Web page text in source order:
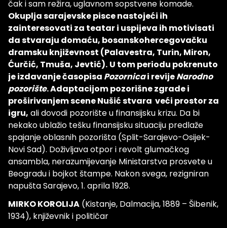
čak i sam režira, uglavnom sopstvene komade.
Okuplja sarajevske pisce nastojeći ih
zainteresovati za teatar i uspijeva ih motivisati
da stvaraju domaću, bosanskohercegovačku
dramsku književnost (Palavestra, Turin, Miron,
Ćurčić, Tmuša, Jevtić). U tom periodu pokrenuto
je izdavanje časopisa Pozornicai revijeNarodno
pozorište. Adaptacijom pozorišne zgrade i
proširivanjem scene Nušić stvara veći prostor za
igru, ali dovodi pozorište u finansijsku krizu. Da bi
nekako ublažio tešku finansijsku situaciju predlaže
spajanje oblasnih pozorišta (Split-Sarajevo-Osijek-
Novi Sad). Doživljava otpor i revolt glumačkog
ansambla, nerazumijevanje Ministarstva prosvete u
Beogradu i bojkot štampe. Nakon svega, rezigniran
napušta Sarajevo, 1. aprila 1928.
MIRKO KOROLIJA (Kistanje, Dalmacija, 1889 – Šibenik,
1934), književnik i političar